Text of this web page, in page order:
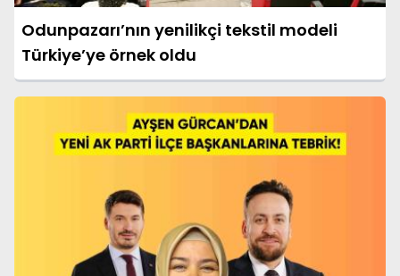
Odunpazarı’nın yenilikçi tekstil modeli
Türkiye’ye örnek oldu